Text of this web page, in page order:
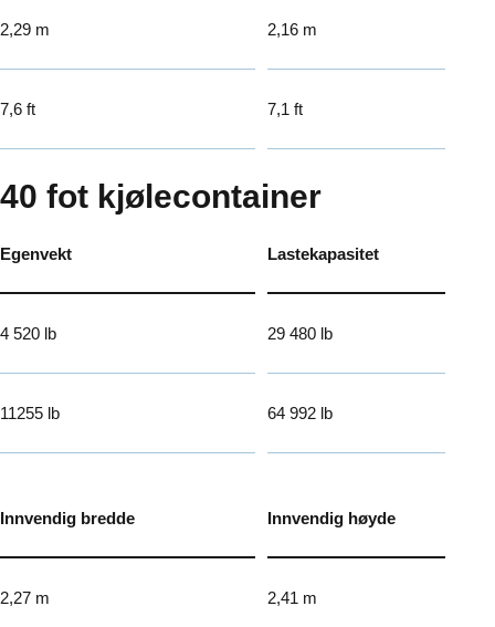
2,29 m 2,16 m
7,6 ft 7,1 ft
40 fot kjølecontainer
Egenvekt Lastekapasitet
4 520 lb 29 480 lb
11255 lb 64 992 lb
Innvendig bredde Innvendig høyde
2,27 m 2,41 m